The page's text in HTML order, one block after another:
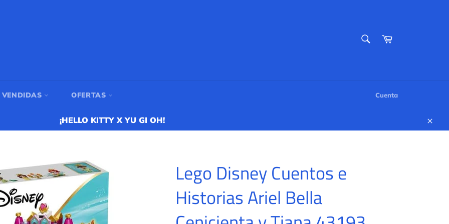
Carrito
VENDIDAS OFERTAS Cuenta
¡HELLO KITTY X YU GI OH!
Lego Disney Cuentos e
Historias Ariel Bella